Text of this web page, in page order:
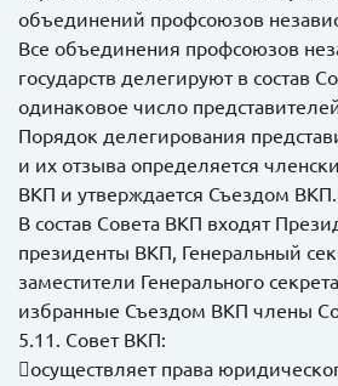
объединений профсоюзов
Все объединения профсоюзов
государств делегируют в состав
одинаковое число
Порядок делегирования
и их отзыва определяется
ВКП и утверждается Съездом ВКП.
В состав Совета ВКП входят
президенты ВКП, Генеральный
заместители Генерального
избранные Съездом ВКП члены
5.11. Совет ВКП:
осуществляет права